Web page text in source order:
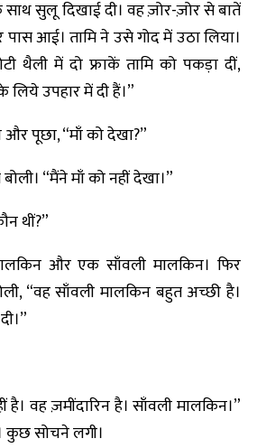
सुलू दिखाई दी। वह ज़ोर-ज़ोर से बातें
पास आई। तामि ने उसे गोद में उठा लिया।
थैली में दो फ्राकें तामि को पकड़ा दीं,
लिये उपहार में दी हैं।”
पूछा, “माँ को देखा?”
“मैंने माँ को नहीं देखा।”
थीं?”
और एक साँवली मालकिन। फिर
“वह साँवली मालकिन बहुत अच्छी है।
है। वह ज़मींदारिन है। साँवली मालकिन।”
सोचने लगी।